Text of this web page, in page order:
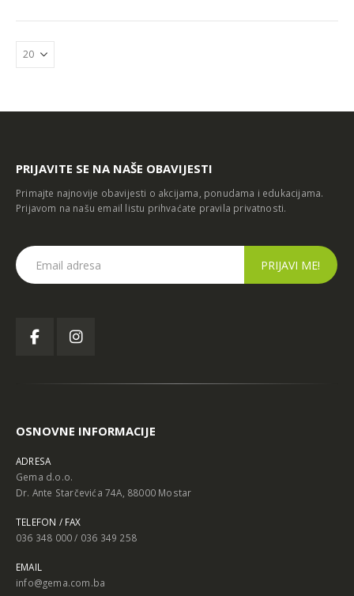
PRIJAVITE SE NA NAŠE OBAVIJESTI
Primajte najnovije obavijesti o akcijama, ponudama i edukacijama.
Prijavom na našu email listu prihvaćate pravila privatnosti.
OSNOVNE INFORMACIJE
ADRESA
Gema d.o.o.
Dr. Ante Starčevića 74A, 88000 Mostar
TELEFON / FAX
036 348 000 / 036 349 258
EMAIL
info@gema.com.ba